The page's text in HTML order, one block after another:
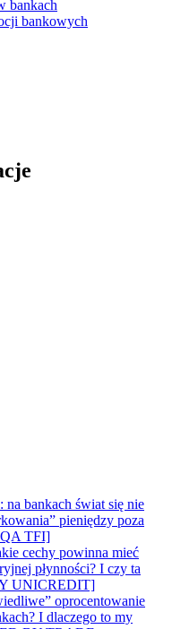
bankach
bankowych
bankach świat się nie
pieniędzy poza
TFI]
cechy powinna mieć
płynności? I czy ta
UNICREDIT]
oprocentowanie
I dlaczego to my